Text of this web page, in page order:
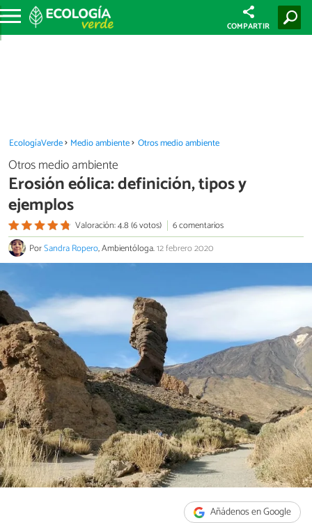
COMPARTIR
EcologíaVerde Medio ambiente Otros medio ambiente
Otros medio ambiente
Erosión eólica: definición, tipos y
ejemplos
Valoración: 4.8 (6 votos)
6 comentarios
PorSandra Ropero, Ambientóloga.12 febrero 2020
Añádenos en Google